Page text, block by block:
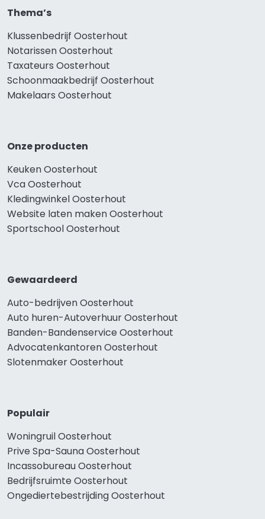
Thema’s
Klussenbedrijf Oosterhout
Notarissen Oosterhout
Taxateurs Oosterhout
Schoonmaakbedrijf Oosterhout
Makelaars Oosterhout
Onze producten
Keuken Oosterhout
Vca Oosterhout
Kledingwinkel Oosterhout
Website laten maken Oosterhout
Sportschool Oosterhout
Gewaardeerd
Auto-bedrijven Oosterhout
Auto huren-Autoverhuur Oosterhout
Banden-Bandenservice Oosterhout
Advocatenkantoren Oosterhout
Slotenmaker Oosterhout
Populair
Woningruil Oosterhout
Prive Spa-Sauna Oosterhout
Incassobureau Oosterhout
Bedrijfsruimte Oosterhout
Ongediertebestrijding Oosterhout